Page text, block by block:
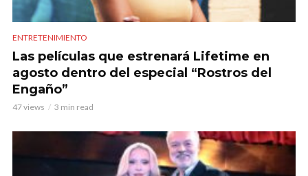
ENTRETENIMIENTO
Las películas que estrenará Lifetime en
agosto dentro del especial “Rostros del
Engaño”
47 views 3 min read